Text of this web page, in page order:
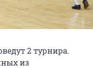
2 турнира.
из